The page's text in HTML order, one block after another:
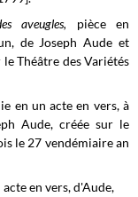
aveugles, pièce en
de Joseph Aude et
Théâtre des Variétés
en un acte en vers, à
Aude, créée sur le
le 27 vendémiairean
en vers, d'Aude,